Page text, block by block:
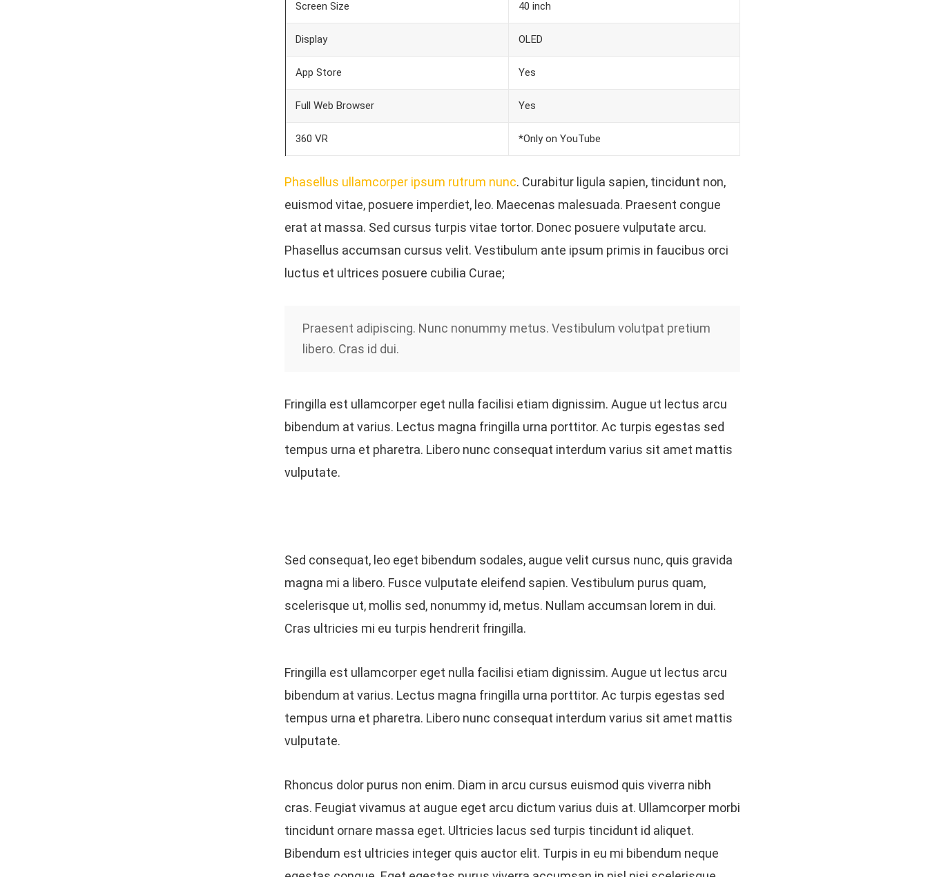
Screen Size 40 inch
Display OLED
App Store Yes
Full Web Browser Yes
360 VR *Only on YouTube
Phasellus ullamcorper ipsum rutrum nunc. Curabitur ligula sapien, tincidunt non,
euismod vitae, posuere imperdiet, leo. Maecenas malesuada. Praesent congue
erat at massa. Sed cursus turpis vitae tortor. Donec posuere vulputate arcu.
Phasellus accumsan cursus velit. Vestibulum ante ipsum primis in faucibus orci
luctus et ultrices posuere cubilia Curae;
Praesent adipiscing. Nunc nonummy metus. Vestibulum volutpat pretium
libero. Cras id dui.
Fringilla est ullamcorper eget nulla facilisi etiam dignissim. Augue ut lectus arcu
bibendum at varius. Lectus magna fringilla urna porttitor. Ac turpis egestas sed
tempus urna et pharetra. Libero nunc consequat interdum varius sit amet mattis
vulputate.
Sed consequat, leo eget bibendum sodales, augue velit cursus nunc, quis gravida
magna mi a libero. Fusce vulputate eleifend sapien. Vestibulum purus quam,
scelerisque ut, mollis sed, nonummy id, metus. Nullam accumsan lorem in dui.
Cras ultricies mi eu turpis hendrerit fringilla.
Fringilla est ullamcorper eget nulla facilisi etiam dignissim. Augue ut lectus arcu
bibendum at varius. Lectus magna fringilla urna porttitor. Ac turpis egestas sed
tempus urna et pharetra. Libero nunc consequat interdum varius sit amet mattis
vulputate.
Rhoncus dolor purus non enim. Diam in arcu cursus euismod quis viverra nibh
cras. Feugiat vivamus at augue eget arcu dictum varius duis at. Ullamcorper morbi
tincidunt ornare massa eget. Ultricies lacus sed turpis tincidunt id aliquet.
Bibendum est ultricies integer quis auctor elit. Turpis in eu mi bibendum neque